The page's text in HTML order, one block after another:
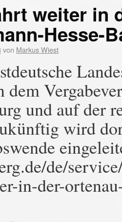
weiter in
Hesse-
von Markus Wiest
dem
und auf der
wird
de/
in-der-